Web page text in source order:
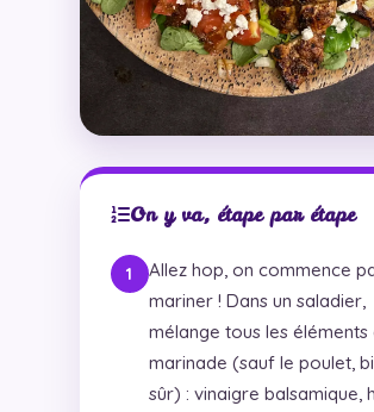
On y va, étape par étape
Allez hop, on commence
mariner ! Dans un saladier,
mélange tous les éléments
marinade (sauf le poulet,
sûr) : vinaigre balsamique,